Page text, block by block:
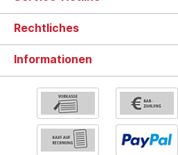
Rechtliches
Informationen